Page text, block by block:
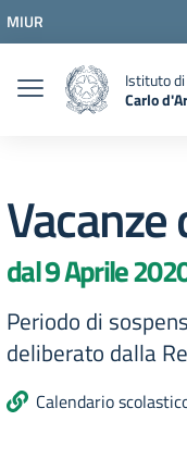
Vai al menu di
Vai al footer
MIUR
Istituto
Carlo
Vacanze
dal 9 Aprile
Periodo di
deliberato dalla
Calendario